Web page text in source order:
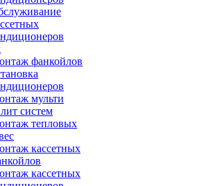
фанкойлов
мульти
систем
тепловых
кассетных
кассетных